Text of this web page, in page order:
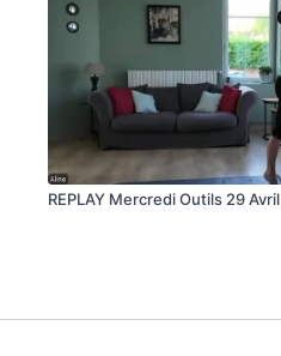
REPLAY Mercredi Outils 29 Avril